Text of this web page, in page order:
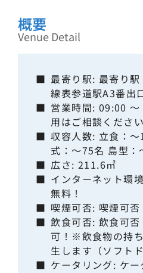
概要
Venue Detail
■ 最寄り駅: 最寄り
線表参道駅A3番出
■ 営業時間: 09:00
用はご相談ください
■ 収容人数: 立食：
式：～75名 島型：
■ 広さ: 211.6㎡
■ インターネット環
無料！
■ 喫煙可否: 喫煙可否
■ 飲食可否: 飲食可
可！※飲食物の持
生します（ソフト
■ ケータリング: ケ